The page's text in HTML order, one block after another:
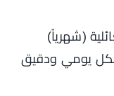
(شهرياً)
يومي ودقيق